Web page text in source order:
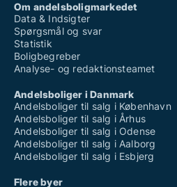
Om andelsboligmarkedet
Data & Indsigter
Spørgsmål og svar
Statistik
Boligbegreber
Analyse- og redaktionsteamet
Andelsboliger i Danmark
Andelsboliger til salg i København
Andelsboliger til salg i Århus
Andelsboliger til salg i Odense
Andelsboliger til salg i Aalborg
Andelsboliger til salg i Esbjerg
Flere byer